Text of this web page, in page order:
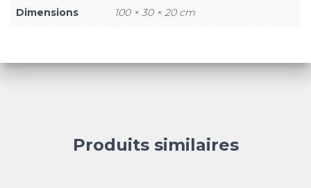
Dimensions 100 × 30 × 20 cm
Produits similaires